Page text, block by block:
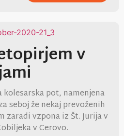
v
kolesarska pot, namenjena
seboj že nekaj prevoženih
zaradi vzpona iz Št. Jurija v
v Cerovo.